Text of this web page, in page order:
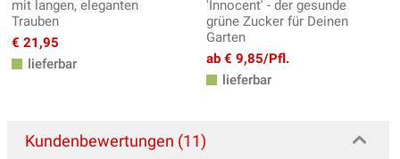
mit langen, eleganten
Trauben
€ 21,95
lieferbar
'Innocent' - der gesunde
grüne Zucker für Deinen
Garten
ab € 9,85/Pfl.
lieferbar
Kundenbewertungen (11)